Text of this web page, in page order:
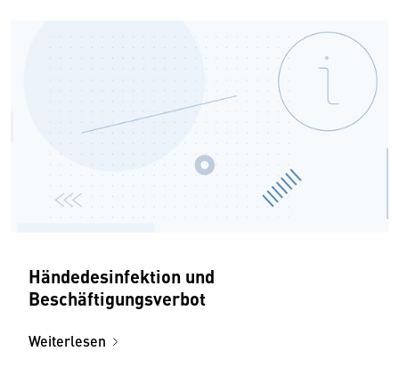
Händedesinfektion und
Beschäftigungsverbot
Weiterlesen